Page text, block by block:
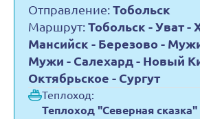
Отправление: Тобольск
Маршрут: Тобольск - Уват -
Мансийск - Березово -
Мужи - Салехард - Новый
Октябрьское - Сургут
Теплоход:
Теплоход "Северная